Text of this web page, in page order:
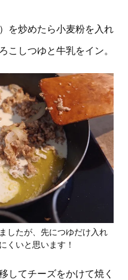
を炒めたら小麦粉を入れ
こしつゆと牛乳をイン。
したが、先につゆだけ入れ
くいと思います！
してチーズをかけて焼く